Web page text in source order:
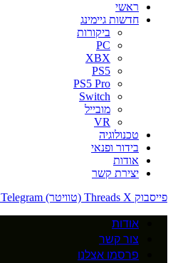
ראשי
חדשות גיימינג
ביקורות
PC
XBX
PS5
PS5 Pro
Switch
מובייל
VR
טכנולוגיה
בידור ופנאי
אודות
יצירת קשר
פייסבוק
Threads X (טוויטר) Telegram
אודות
צור קשר
פרסמו אצלנו